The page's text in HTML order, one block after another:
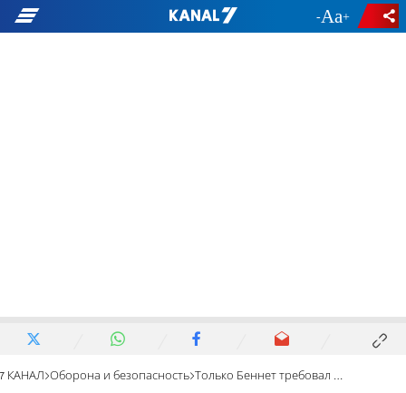
- +
7 КАНАЛ Оборона и безопасность Только Беннет требовал уничтожить туннели ХАМАС